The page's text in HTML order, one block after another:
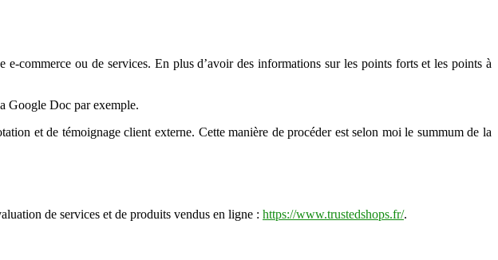
commerce ou de services. En plus d’avoir des informations sur les points forts et les points à
Google Doc par exemple.
et de témoignage client externe. Cette manière de procéder est selon moi le summum de la
de services et de produits vendus en ligne : https://www.trustedshops.fr/.